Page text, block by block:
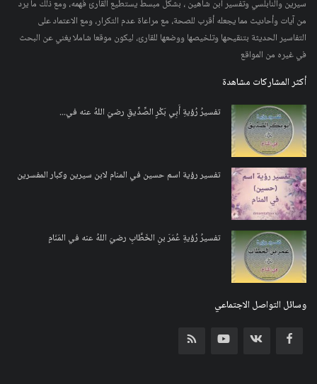
سيرين والنابلسي وتفسير ابن شاهين ، بشكل مبسط يستطيع القارئ فهمه، ومع ذلك ما يرد
من آيات وأحاديث مما يجعله أقرب للصحة، مع مراعاة عدم التكرار، ومع الاعتماد على
التفاسير الحديثة بتنقيحها وتلخيصها ووضعها للقارئ، ليكون موقعا شاملا يغني عن البحث
في غيره من المواقع
أكثر المشاركات مشاهدة
تفسيرُ رُؤيةِ أَبِي بَكْرٍ الصِّدِّيقِ رضيَ اللهُ عنه في...
تفسير رؤية اسم حسين في المنام لابن سيرين وكبار المفسرين
تفسيرُ رُؤيةِ عُمَرَ بنِ الخَطَّابِ رضيَ اللهُ عنه في المَنَامِ
وسائل التواصل الاجتماعي